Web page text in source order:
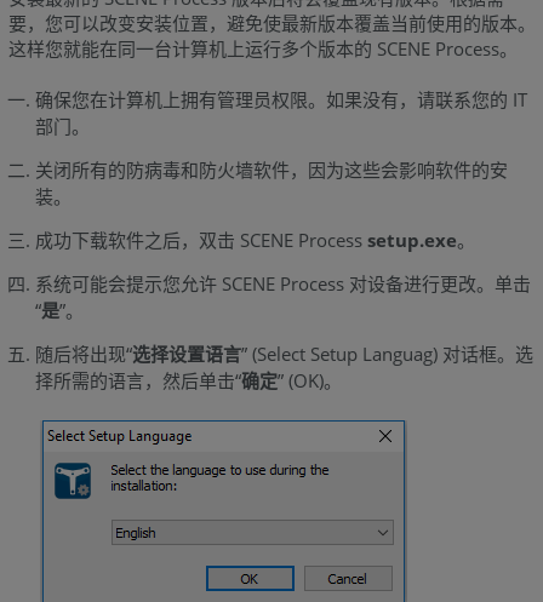
要，您可以改变安装位置，避免使最新版本覆盖当前使用的版本。
这样您就能在同一台计算机上运行多个版本的 SCENE Process。
确保您在计算机上拥有管理员权限。如果没有，请联系您的 IT
部门。
关闭所有的防病毒和防火墙软件，因为这些会影响软件的安
装。
成功下载软件之后，双击 SCENE Process setup.exe。
系统可能会提示您允许 SCENE Process 对设备进行更改。单击
“是”。
随后将出现“选择设置语言” (Select Setup Languag) 对话框。选
择所需的语言，然后单击“确定” (OK)。